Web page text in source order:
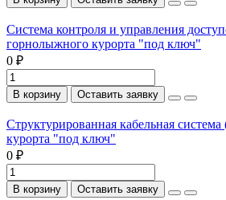
Система контроля и управления
горнолыжного курорта "под ключ"
0 ₽
В корзину Оставить заявку
Структурированная кабельная
курорта "под ключ"
0 ₽
В корзину Оставить заявку